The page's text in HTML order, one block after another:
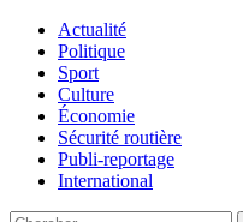
Actualité
Politique
Sport
Culture
Économie
Sécurité routière
Publi-reportage
International